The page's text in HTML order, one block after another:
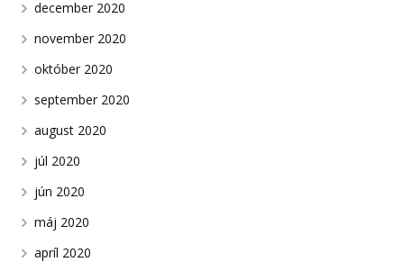
december 2020
november 2020
október 2020
september 2020
august 2020
júl 2020
jún 2020
máj 2020
apríl 2020